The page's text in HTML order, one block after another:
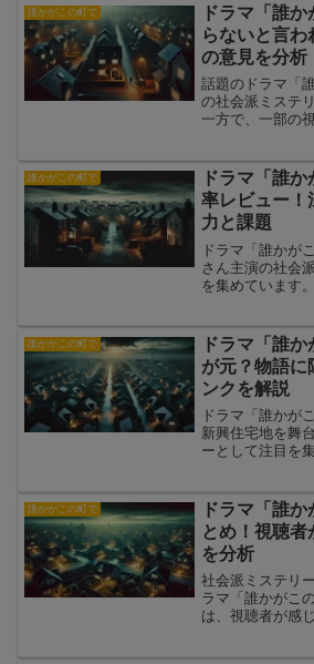
誰かがこの町で
ドラマ「誰
らないと言わ
の意見を分析
話題のドラマ「
の社会派ミステ
一方で、一部の
い」という意見
た、それらの意
ついても考察し
誰かがこの町で
ドラマ「誰
率レビュー！
力と課題
ドラマ「誰かが
さん主演の社会
を集めています
の推移やレビュ
誰かがこの町で
ドラマ「誰
が元？物語に
ンクを解説
ドラマ「誰かが
新興住宅地を舞
ーとして注目を
では、物語と現
解説し、そのテ
問題を反映して
誰かがこの町で
ドラマ「誰
とめ！視聴
を分析
社会派ミステリ
ラマ「誰かがこ
は、視聴者が感
析し、ドラマの